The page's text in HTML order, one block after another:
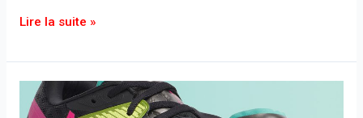
Lire la suite »
Test
et